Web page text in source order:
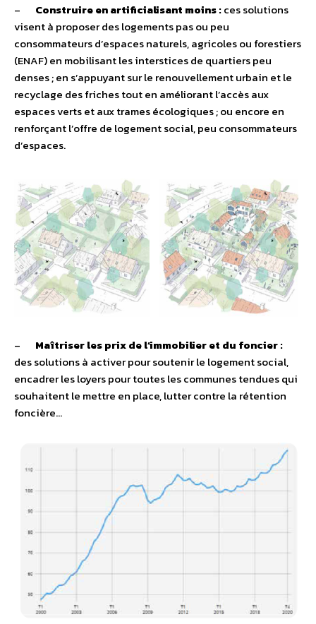
– Construire en artificialisant moins :ces solutions
visent à proposer des logements pas ou peu
consommateurs d’espaces naturels, agricoles ou forestiers
(ENAF) en mobilisant les interstices de quartiers peu
denses ; en s’appuyant sur le renouvellement urbain et le
recyclage des friches tout en améliorant l’accès aux
espaces verts et aux trames écologiques ; ou encore en
renforçant l’offre de logement social, peu consommateurs
d’espaces.
– Maîtriser les prix de l’immobilier et du foncier :
des solutions à activer pour soutenir le logement social,
encadrer les loyers pour toutes les communes tendues qui
souhaitent le mettre en place, lutter contre la rétention
foncière…